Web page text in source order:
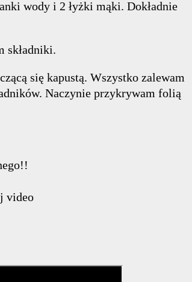
wody i 2 łyżki mąki. Dokładnie
składniki.
się kapustą. Wszystko zalewam
Naczynie przykrywam folią
video